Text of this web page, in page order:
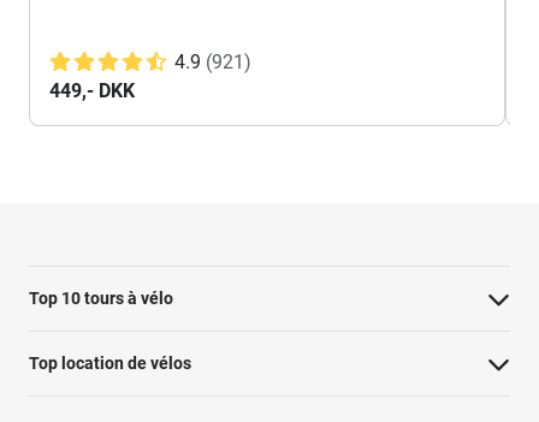
4.9 (921)
449,- DKK
Top 10 tours à vélo
Visite à vélo à Paris : les points forts
Visite à vélo de Rotterdam
Top location de vélos